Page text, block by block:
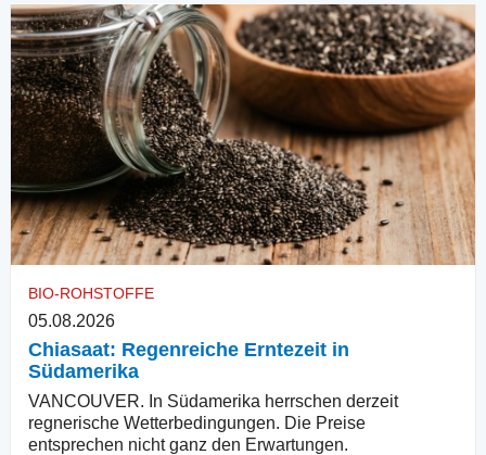
BIO-ROHSTOFFE
05.08.2026
Chiasaat: Regenreiche Erntezeit in
Südamerika
VANCOUVER. In Südamerika herrschen derzeit
regnerische Wetterbedingungen. Die Preise
entsprechen nicht ganz den Erwartungen.